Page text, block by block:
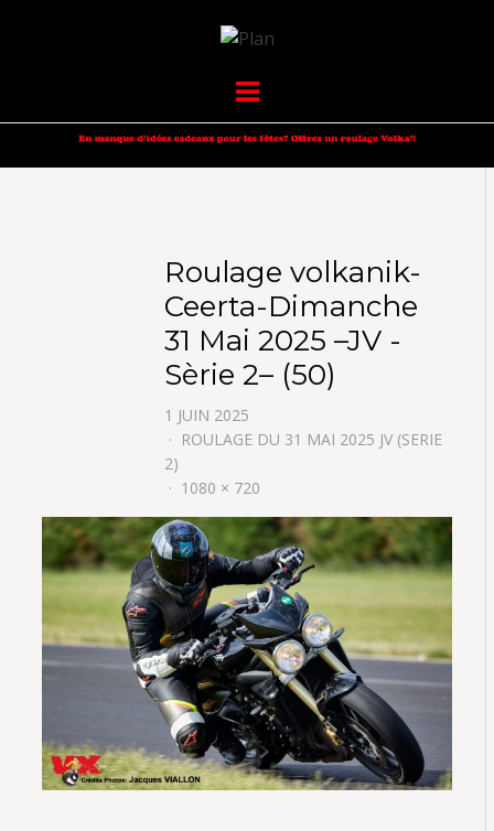
VOLKANIK-
ENDURANCE
Menu
Roulage volkanik-
Ceerta-Dimanche
31 Mai 2025 –JV -
Sèrie 2– (50)
1 JUIN 2025
ROULAGE DU 31 MAI 2025 JV (SERIE
2)
1080 × 720